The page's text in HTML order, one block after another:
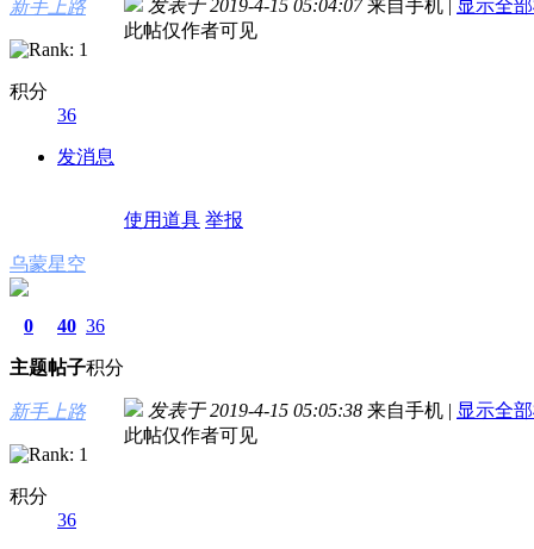
新手上路
积分
36
发消息
发表于 2019-4-15 05:04:07 来自手机
显示全
此帖仅作者可见
使用道具 举报
乌蒙星空
0
主题
40
帖子
36
积分
新手上路
积分
36
发表于 2019-4-15 05:05:38 来自手机 | 显示全
此帖仅作者可见